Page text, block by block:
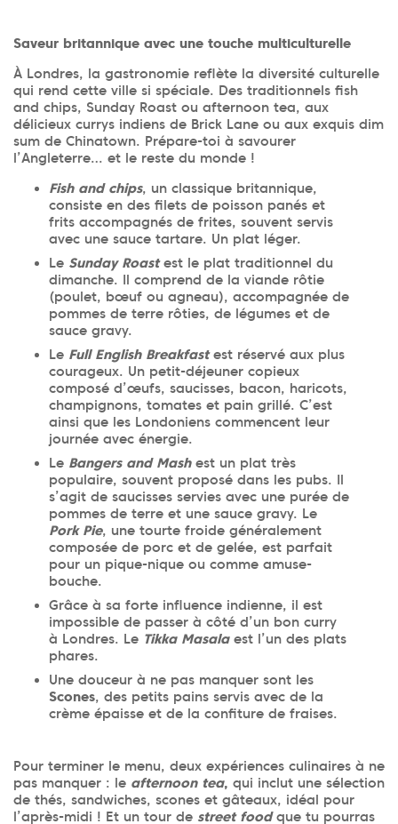
Saveur britannique avec une touche multiculturelle
À Londres, la gastronomie reflète la diversité culturelle
qui rend cette ville si spéciale. Des traditionnels fish
and chips, Sunday Roast ou afternoon tea, aux
délicieux currys indiens de Brick Lane ou aux exquis dim
sum de Chinatown. Prépare-toi à savourer
l’Angleterre… et le reste du monde !
Fish and chips, un classique britannique,
consiste en des filets de poisson panés et
frits accompagnés de frites, souvent servis
avec une sauce tartare. Un plat léger.
Le Sunday Roastest le plat traditionnel du
dimanche. Il comprend de la viande rôtie
(poulet, bœuf ou agneau), accompagnée de
pommes de terre rôties, de légumes et de
sauce gravy.
Le Full English Breakfastest réservé aux plus
courageux. Un petit-déjeuner copieux
composé d’œufs, saucisses, bacon, haricots,
champignons, tomates et pain grillé. C’est
ainsi que les Londoniens commencent leur
journée avec énergie.
Le Bangers and Mashest un plat très
populaire, souvent proposé dans les pubs. Il
s’agit de saucisses servies avec une purée de
pommes de terre et une sauce gravy. Le
Pork Pie, une tourte froide généralement
composée de porc et de gelée, est parfait
pour un pique-nique ou comme amuse-
bouche.
Grâce à sa forte influence indienne, il est
impossible de passer à côté d’un bon curry
à Londres. Le Tikka Masalaest l’un des plats
phares.
Une douceur à ne pas manquer sont les
Scones, des petits pains servis avec de la
crème épaisse et de la confiture de fraises.
Pour terminer le menu, deux expériences culinaires à ne
pas manquer : le afternoon tea, qui inclut une sélection
de thés, sandwiches, scones et gâteaux, idéal pour
l’après-midi ! Et un tour de street foodque tu pourras